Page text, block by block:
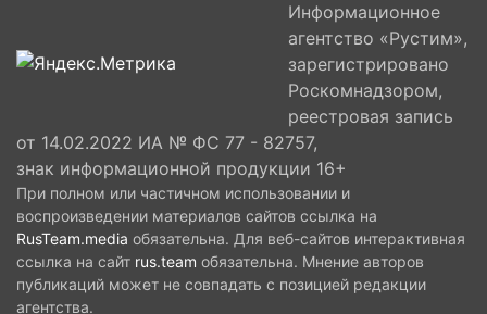
Информационное
агентство «Рустим»,
зарегистрировано
Роскомнадзором,
реестровая запись
от 14.02.2022 ИА № ФС 77 - 82757,
знак информационной продукции 16+
При полном или частичном использовании и
воспроизведении материалов сайтов ссылка на
RusTeam.media обязательна. Для веб-сайтов интерактивная
ссылка на сайт rus.team обязательна. Мнение авторов
публикаций может не совпадать с позицией редакции
агентства.